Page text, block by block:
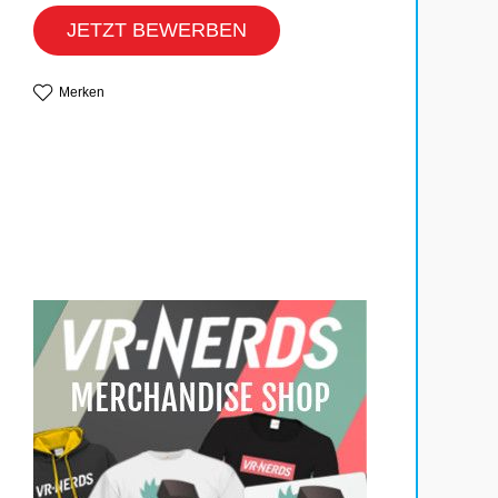
JETZT BEWERBEN
Merken